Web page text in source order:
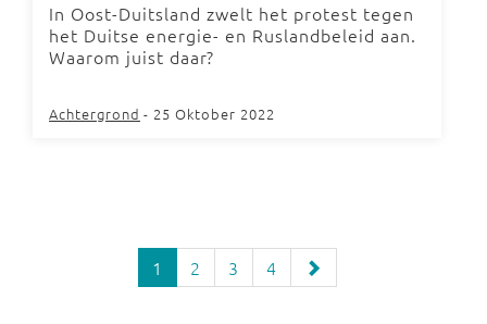
In Oost-Duitsland zwelt het protest tegen
het Duitse energie- en Ruslandbeleid aan.
Waarom juist daar?
Achtergrond - 25 Oktober 2022
1 2 3 4